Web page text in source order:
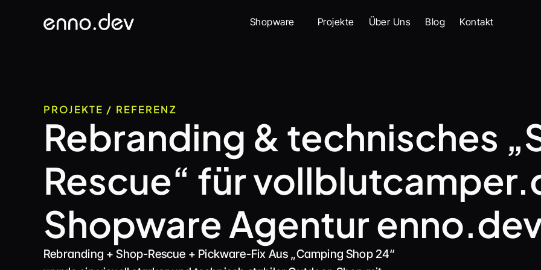
Shopware Projekte Über Uns Blog Kontakt
PROJEKTE / REFERENZ
Rebranding & technisches
Rescue“ für
Shopware Agentur
Rebranding + Shop-Rescue + Pickware-Fix Aus „Camping Shop 24“